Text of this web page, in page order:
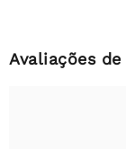
Avaliações